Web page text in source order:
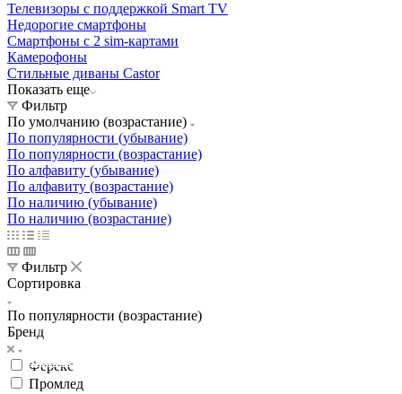
Телевизоры с поддержкой Smart TV
Недорогие смартфоны
Смартфоны с 2 sim-картами
Камерофоны
Стильные диваны Castor
Показать еще
Фильтр
По умолчанию (возрастание)
По популярности (убывание)
По популярности (возрастание)
По алфавиту (убывание)
По алфавиту (возрастание)
По наличию (убывание)
По наличию (возрастание)
Фильтр
Сортировка
По популярности (возрастание)
Бренд
Ферекс
Промлед
Освещение
Здания префектуры ТиНАО
Освещение
Калужский завод путевых машин и гидроприводов
Освещение
СТРОИТЕЛЬНЫЙ ГИПЕРМАРКЕТ «ЛЕРУА
МЕРЛЕН»
Освещение
Железнодорожный вокзал Арзамас-1